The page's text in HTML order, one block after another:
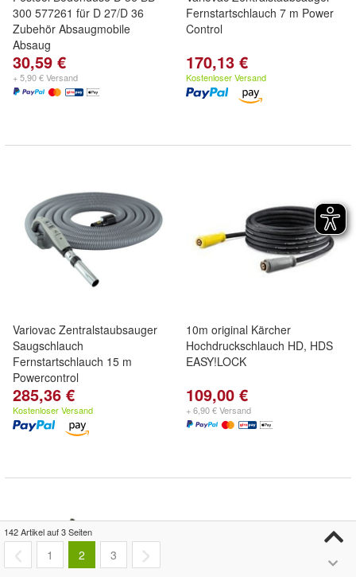
300 577261 für D 27/D 36
Zubehör Absaugmobile
Absaug
30,59 €
+ 5,90 € Versand
Fernstartschlauch 7 m Power
Control
170,13 €
Kostenloser Versand
Variovac Zentralstaubsauger
Saugschlauch
Fernstartschlauch 15 m
Powercontrol
285,36 €
Kostenloser Versand
10m original Kärcher
Hochdruckschlauch HD, HDS
EASY!LOCK
109,00 €
+ 6,90 € Versand
142 Artikel auf 3 Seiten
1 2 3